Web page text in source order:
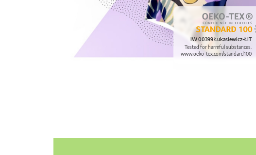
IW 00399 Łukasiewicz-ŁIT
Tested for harmful substances.
www.oeko-tex.com/standard100